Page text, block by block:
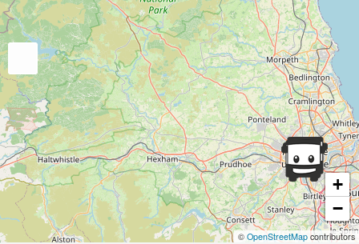
+
−
© OpenStreetMap contributors